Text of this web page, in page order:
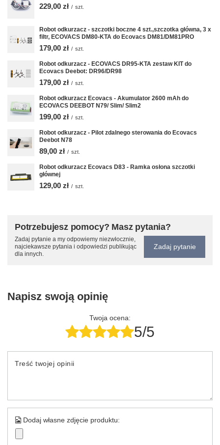
229,00 zł / szt.
Robot odkurzacz - szczotki boczne 4 szt.,szczotka główna, 3 x
filtr, ECOVACS DM80-KTA do Ecovacs DM81/DM81PRO
179,00 zł / szt.
Robot odkurzacz - ECOVACS DR95-KTA zestaw KIT do
Ecovacs Deebot: DR96/DR98
179,00 zł / szt.
Robot odkurzacz Ecovacs - Akumulator 2600 mAh do
ECOVACS DEEBOT N79/ Slim/ Slim2
199,00 zł / szt.
Robot odkurzacz - Pilot zdalnego sterowania do Ecovacs
Deebot N78
89,00 zł / szt.
Robot odkurzacz Ecovacs D83 - Ramka osłona szczotki
głównej
129,00 zł / szt.
Potrzebujesz pomocy? Masz pytania?
Zadaj pytanie a my odpowiemy niezwłocznie,
najciekawsze pytania i odpowiedzi publikując
dla innych.
Zadaj pytanie
Napisz swoją opinię
Twoja ocena:
5/5
Treść twojej opinii
Dodaj własne zdjęcie produktu: